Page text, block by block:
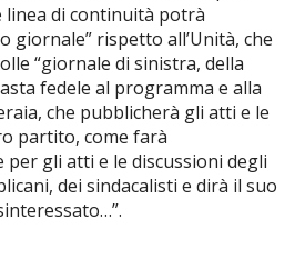
linea di continuità potrà
giornale” rispetto all’Unità, che
“giornale di sinistra, della
fedele al programma e alla
che pubblicherà gli atti e le
partito, come farà
per gli atti e le discussioni degli
dei sindacalisti e dirà il suo